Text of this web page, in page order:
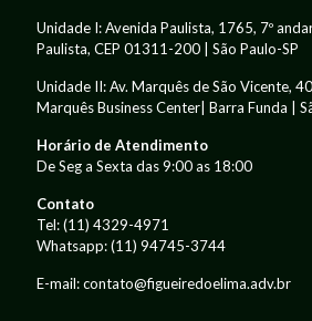
Unidade I: Avenida Paulista, 1765, 7º
Paulista, CEP 01311-200 | São Paulo-SP
Unidade II: Av. Marquês de São Vicente,
Marquês Business Center| Barra Funda |
Horário de Atendimento
De Seg a Sexta das 9:00 as 18:00
Contato
Tel:(11) 4329-4971
Whatsapp:(11) 94745-3744
E-mail: contato@figueiredoelima.adv.br